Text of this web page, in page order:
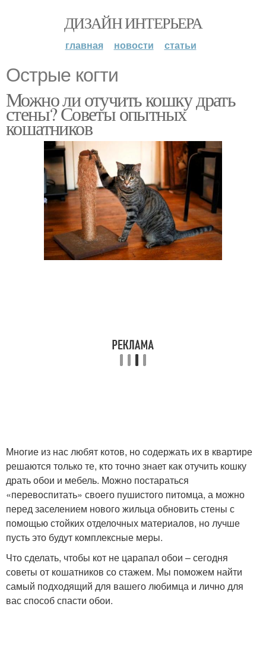
ДИЗАЙН ИНТЕРЬЕРА
главная новости статьи
Острые когти
Можно ли отучить кошку драть
стены? Советы опытных
кошатников
Многие из нас любят котов, но содержать их в квартире
решаются только те, кто точно знает как отучить кошку
драть обои и мебель. Можно постараться
«перевоспитать» своего пушистого питомца, а можно
перед заселением нового жильца обновить стены с
помощью стойких отделочных материалов, но лучше
пусть это будут комплексные меры.
Что сделать, чтобы кот не царапал обои – сегодня
советы от кошатников со стажем. Мы поможем найти
самый подходящий для вашего любимца и лично для
вас способ спасти обои.